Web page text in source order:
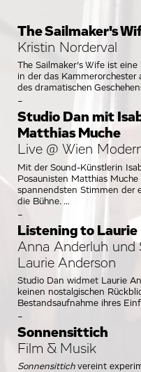
The Sailmaker's
Kristin Norderval
The Sailmaker’s Wife ist
in der das Kammerorchester
des dramatischen
-
Studio Dan mit
Matthias Muche
Live @ Wien
Mit der Sound-Künstlerin
Posaunisten Matthias
spannendsten Stimmen der
die Bühne.
-
Listening to Laurie
Anna Anderluh und
Laurie Anderson
Studio Dan widmet Laurie
keinen nostalgischen
Bestandsaufnahme ihres
-
Sonnensittich
Film & Musik
Sonnensittichvereint